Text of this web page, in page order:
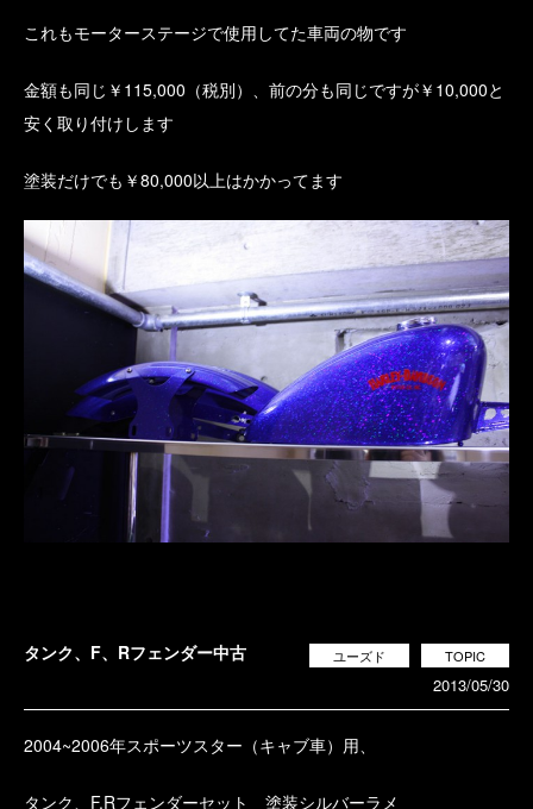
これもモーターステージで使用してた車両の物です
金額も同じ￥115,000（税別）、前の分も同じですが￥10,000と
安く取り付けします
塗装だけでも￥80,000以上はかかってます
タンク、F、Rフェンダー中古 TOPIC
ユーズド
2013/05/30
2004~2006年スポーツスター（キャブ車）用、
タンク、F,Rフェンダーセット 塗装シルバーラメ